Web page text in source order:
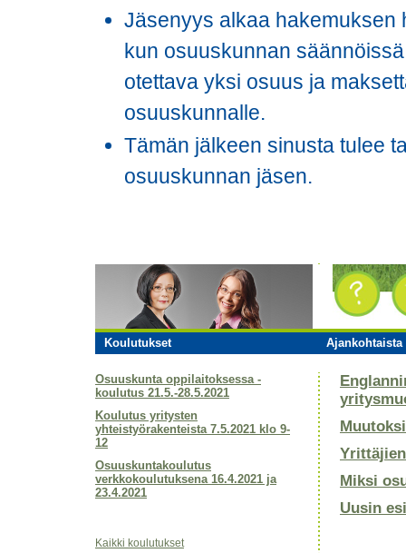
Jäsenyys alkaa hakemuksen
kun osuuskunnan
otettava yksi osuus ja
osuuskunnalle.
Tämän jälkeen sinusta tulee
osuuskunnan jäsen.
Koulutukset Ajankohtaista
Osuuskunta oppilaitoksessa -
koulutus 21.5.-28.5.2021
Koulutus yritysten
yhteistyörakenteista 7.5.2021 klo 9-
12
Osuuskuntakoulutus
verkkokoulutuksena 16.4.2021 ja
23.4.2021
Kaikki koulutukset
Miksi
Uusin